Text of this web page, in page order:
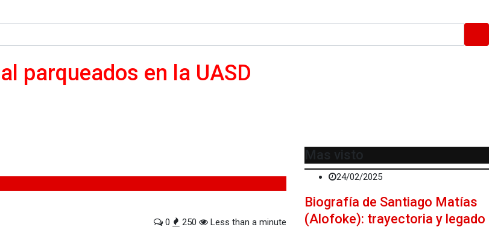
parqueados en la UASD
0 250
Less than a minute
Mas visto
24/02/2025
Biografía de Santiago Matías
(Alofoke): trayectoria y legado